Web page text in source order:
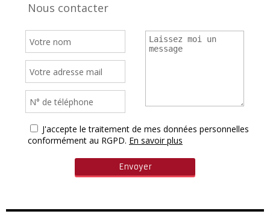
Nous contacter
J'accepte le traitement de mes données personnelles
conformément au RGPD. En savoir plus